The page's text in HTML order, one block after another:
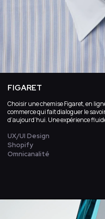
FIGARET
Choisir une chemise Figaret, en
commerce qui fait dialoguer le
d’aujourd’hui. Une expérience
UX/UI Design
Shopify
Omnicanalité